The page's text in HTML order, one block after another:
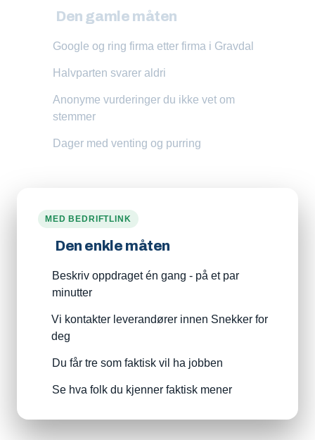
Den gamle måten
Google og ring firma etter firma i Gravdal
Halvparten svarer aldri
Anonyme vurderinger du ikke vet om
stemmer
Dager med venting og purring
MED BEDRIFTLINK
Den enkle måten
Beskriv oppdraget én gang - på et par
minutter
Vi kontakter leverandører innen Snekker for
deg
Du får tre som faktisk vil ha jobben
Se hva folk du kjenner faktisk mener